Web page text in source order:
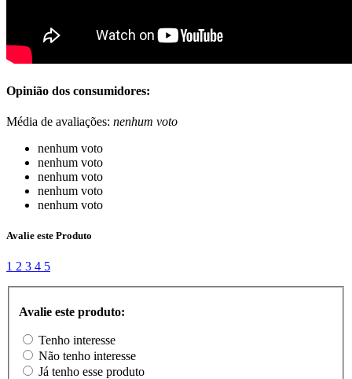
Opinião dos consumidores:
Média de avaliações: nenhum voto
nenhum voto
nenhum voto
nenhum voto
nenhum voto
nenhum voto
Avalie este Produto
1 2 3 4 5
Avalie este produto:
Tenho interesse
Não tenho interesse
Já tenho esse produto